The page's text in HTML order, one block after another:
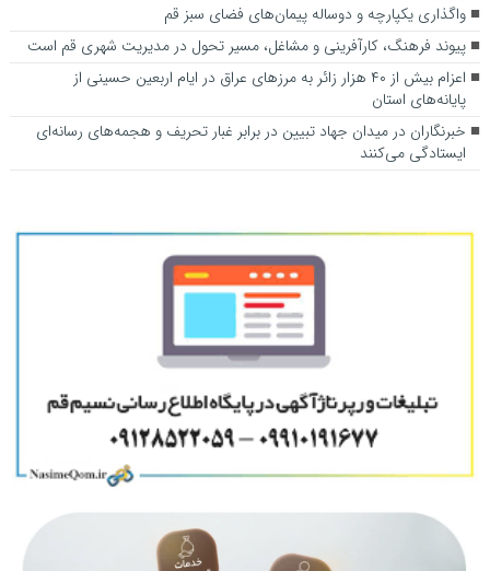
واگذاری یکپارچه و دوساله پیمان‌های فضای سبز قم
پیوند فرهنگ، کارآفرینی و مشاغل، مسیر تحول در مدیریت شهری قم است
اعزام بیش از ۴۰ هزار زائر به مرزهای عراق در ایام اربعین حسینی از
پایانه‌های استان
خبرنگاران در میدان جهاد تبیین در برابر غبار تحریف و هجمه‌های رسانه‌ای
ایستادگی می‌کنند